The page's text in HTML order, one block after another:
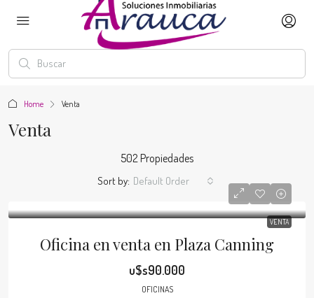
Home Venta
Venta
502 Propiedades
Sort by: Default Order
VENTA
Oficina en venta en Plaza Canning
u$s90.000
OFICINAS